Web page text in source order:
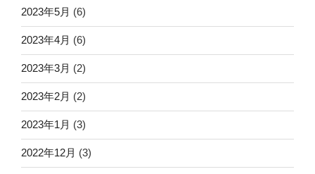
2023年5月 (6)
2023年4月 (6)
2023年3月 (2)
2023年2月 (2)
2023年1月 (3)
2022年12月 (3)